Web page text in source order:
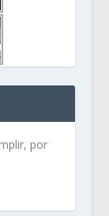
por